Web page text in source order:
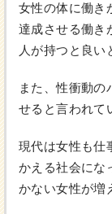
女性の体に働き
達成させる働き
人が持つと良い
また、性衝動の
せると言われて
現代は女性も仕
かえる社会にな
かない女性が増